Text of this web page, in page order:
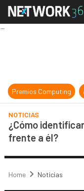
Premios Computing
NOTICIAS
¿Cómo
frente a él?
Home Noticias